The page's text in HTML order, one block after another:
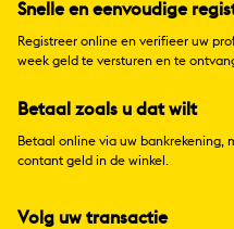
Snelle en eenvoudige
Registreer online en verifieer uw
week geld te versturen en te
Betaal zoals u dat wilt
Betaal online via uw bankrekening,
contant geld in de winkel.
Volg uw transactie